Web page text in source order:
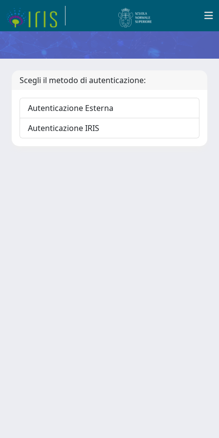
Scegli il metodo di autenticazione:
Autenticazione Esterna
Autenticazione IRIS